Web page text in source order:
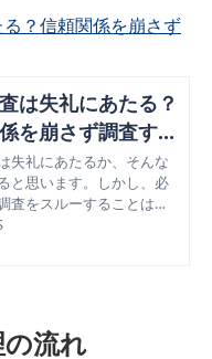
？信頼関係を崩さず
は失礼にあたる？
を崩さず調査する
失礼にあたるか、そんな
と思います。しかし、必
査をスルーすることは許
。取引先との信頼関係を
流れ